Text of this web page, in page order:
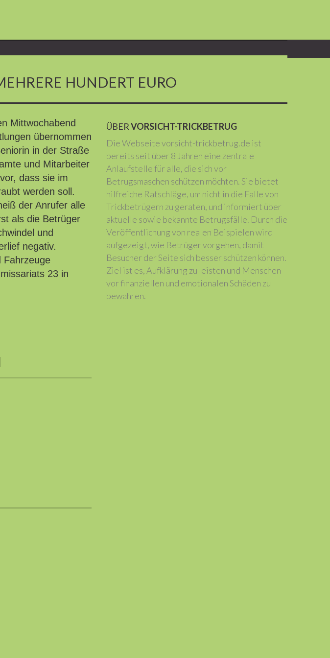
HUNDERT EURO
Mittwochabend
übernommen
in der Straße
und Mitarbeiter
dass sie im
werden soll.
der Anrufer alle
als die Betrüger
und
negativ.
Fahrzeuge
23 in
ÜBERVORSICHT-TRICKBETRUG
Die Webseite vorsicht-trickbetrug.de ist
bereits seit über 8 Jahren eine zentrale
Anlaufstelle für alle, die sich vor
Betrugsmaschen schützen möchten. Sie bietet
hilfreiche Ratschläge, um nicht in die Falle von
Trickbetrügern zu geraten, und informiert über
aktuelle sowie bekannte Betrugsfälle. Durch die
Veröffentlichung von realen Beispielen wird
aufgezeigt, wie Betrüger vorgehen, damit
Besucher der Seite sich besser schützen können.
Ziel ist es, Aufklärung zu leisten und Menschen
vor finanziellen und emotionalen Schäden zu
bewahren.